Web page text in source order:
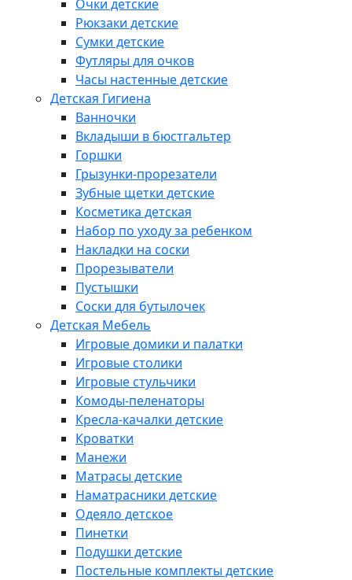
Очки детские
Рюкзаки детские
Сумки детские
Футляры для очков
Часы настенные детские
Детская Гигиена
Ванночки
Вкладыши в бюстгальтер
Горшки
Грызунки-прорезатели
Зубные щетки детские
Косметика детская
Набор по уходу за ребенком
Накладки на соски
Прорезыватели
Пустышки
Соски для бутылочек
Детская Мебель
Игровые домики и палатки
Игровые столики
Игровые стульчики
Комоды-пеленаторы
Кресла-качалки детские
Кроватки
Манежи
Матрасы детские
Наматрасники детские
Одеяло детское
Пинетки
Подушки детские
Постельные комплекты детские